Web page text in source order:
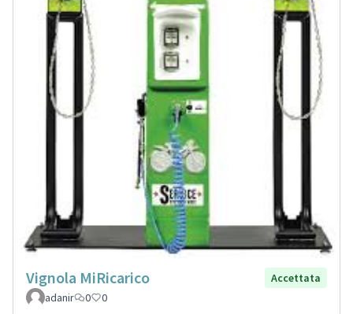
Vignola MiRicarico
Accettata
adanir
0 0